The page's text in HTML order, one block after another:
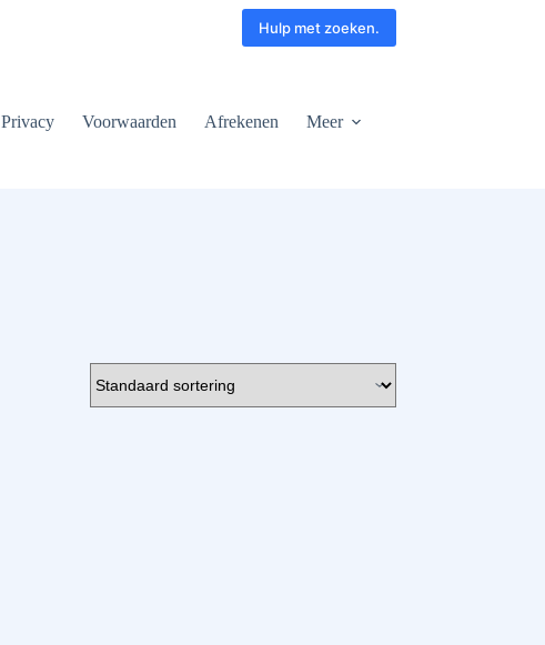
Hulp met zoeken.
Privacy Voorwaarden Afrekenen Meer